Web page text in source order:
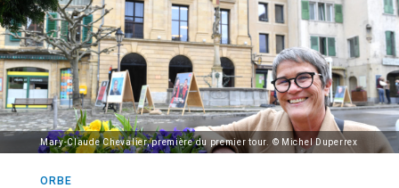
Mary-Claude Chevalier, première du premier tour. © Michel Duperrex
ORBE